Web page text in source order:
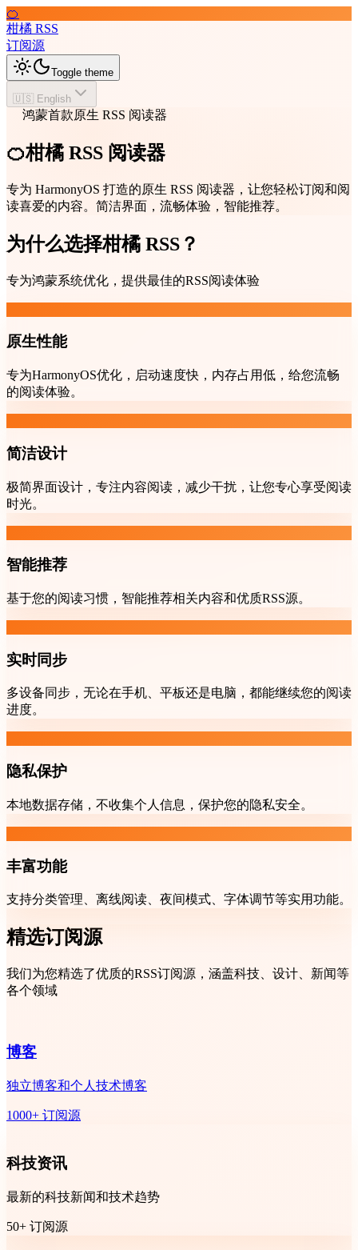
🍊
柑橘 RSS
订阅源
Toggle theme
🇺🇸 English
鸿蒙首款原生 RSS 阅读器
🍊柑橘 RSS 阅读器
专为 HarmonyOS 打造的原生 RSS 阅读器，让您轻松订阅和阅
读喜爱的内容。简洁界面，流畅体验，智能推荐。
为什么选择柑橘 RSS？
专为鸿蒙系统优化，提供最佳的RSS阅读体验
原生性能
专为HarmonyOS优化，启动速度快，内存占用低，给您流畅
的阅读体验。
简洁设计
极简界面设计，专注内容阅读，减少干扰，让您专心享受阅读
时光。
智能推荐
基于您的阅读习惯，智能推荐相关内容和优质RSS源。
实时同步
多设备同步，无论在手机、平板还是电脑，都能继续您的阅读
进度。
隐私保护
本地数据存储，不收集个人信息，保护您的隐私安全。
丰富功能
支持分类管理、离线阅读、夜间模式、字体调节等实用功能。
精选订阅源
我们为您精选了优质的RSS订阅源，涵盖科技、设计、新闻等
各个领域
博客
独立博客和个人技术博客
1000+ 订阅源
科技资讯
最新的科技新闻和技术趋势
50+ 订阅源